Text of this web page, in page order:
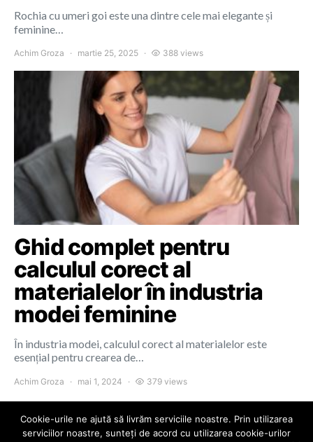
Rochia cu umeri goi este una dintre cele mai elegante și
feminine…
Achim Groza martie 25, 2025 388 views
Ghid complet pentru
calculul corect al
materialelor în industria
modei feminine
În industria modei, calculul corect al materialelor este
esențial pentru crearea de…
Achim Groza mai 1, 2024 379 views
Cookie-urile ne ajută să livrăm serviciile noastre. Prin utilizarea
serviciilor noastre, sunteți de acord cu utilizarea cookie-urilor